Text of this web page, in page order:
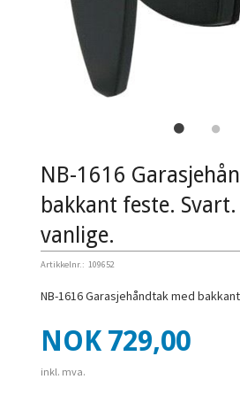
NB-1616
bakkant feste.
vanlige.
Artikkelnr.: 109652
NB-1616 Garasjehåndtak med
Pris
NOK 729,00
inkl. mva.